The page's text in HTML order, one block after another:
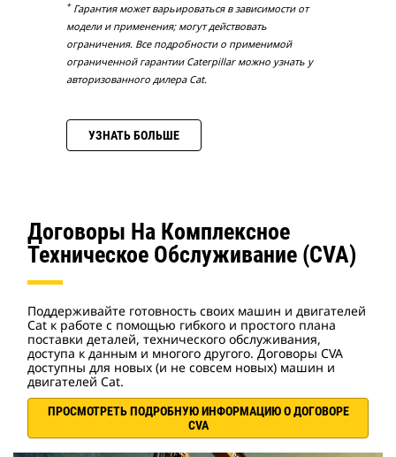
*Гарантия может варьироваться в зависимости от
модели и применения; могут действовать
ограничения. Все подробности о применимой
ограниченной гарантии Caterpillar можно узнать у
авторизованного дилера Cat.
УЗНАТЬ БОЛЬШЕ
Договоры На Комплексное
Техническое Обслуживание (CVA)
Поддерживайте готовность своих машин и двигателей
Cat к работе с помощью гибкого и простого плана
поставки деталей, технического обслуживания,
доступа к данным и многого другого. Договоры CVA
доступны для новых (и не совсем новых) машин и
двигателей Cat.
ПРОСМОТРЕТЬ ПОДРОБНУЮ ИНФОРМАЦИЮ О ДОГОВОРЕ
CVA